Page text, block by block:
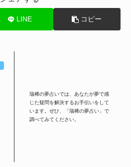
LINE コピー
瑞稀の夢占いでは、あなたが夢で感
じた疑問を解決するお手伝いをして
います。ぜひ、「瑞稀の夢占い」で
調べてみてください。